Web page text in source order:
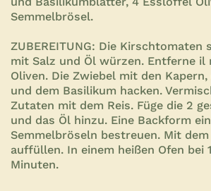
Semmelbrösel.
ZUBEREITUNG: Die Kirschtomaten
mit Salz und Öl würzen. Entferne il
Oliven. Die Zwiebel mit den
und dem Basilikum hacken.
Zutaten mit dem Reis. Füge die 2
und das Öl hinzu. Eine Backform
Semmelbröseln bestreuen. Mit
auffüllen. In einem heißen Ofen bei
Minuten.